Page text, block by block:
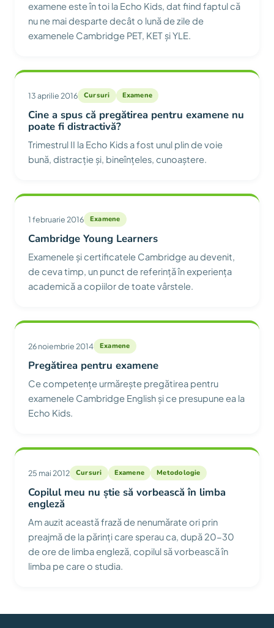
examene este în toi la Echo Kids, dat fiind faptul că
nu ne mai desparte decât o lună de zile de
examenele Cambridge PET, KET și YLE.
13 aprilie 2016 Cursuri Examene
Cine a spus că pregătirea pentru examene nu
poate fi distractivă?
Trimestrul II la Echo Kids a fost unul plin de voie
bună, distracție și, bineînțeles, cunoaștere.
1 februarie 2016 Examene
Cambridge Young Learners
Examenele și certificatele Cambridge au devenit,
de ceva timp, un punct de referință în experiența
academică a copiilor de toate vârstele.
26 noiembrie 2014 Examene
Pregătirea pentru examene
Ce competențe urmărește pregătirea pentru
examenele Cambridge English și ce presupune ea la
Echo Kids.
25 mai 2012 Cursuri Examene Metodologie
Copilul meu nu știe să vorbească în limba
engleză
Am auzit această frază de nenumărate ori prin
preajmă de la părinți care sperau ca, după 20-30
de ore de limba engleză, copilul să vorbească în
limba pe care o studia.